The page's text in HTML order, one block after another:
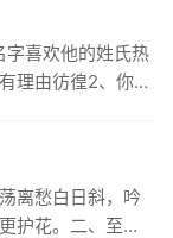
字喜欢他的姓氏热
理由彷徨2、你的
离愁白日斜，吟
护花。二、至今